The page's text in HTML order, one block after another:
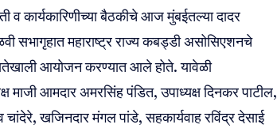
व कार्यकारिणीच्या बैठकीचे आज मुंबईतल्या दादर
सभागृहात महाराष्ट्र राज्य कबड्डी असोसिएशनचे
आयोजन करण्यात आले होते. यावेळी
माजी आमदार अमरसिंह पंडित, उपाध्यक्ष दिनकर पाटील,
चांदेरे, खजिनदार मंगल पांडे, सहकार्यवाह रविंद्र देसाई